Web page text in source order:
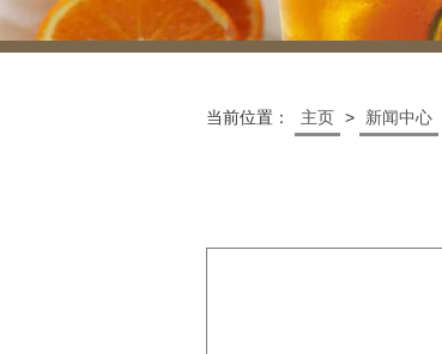
当前位置： 主页 > 新闻中心